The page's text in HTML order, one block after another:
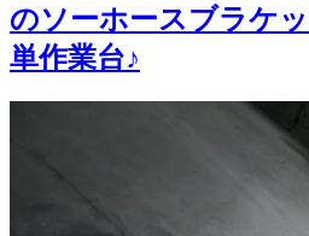
のソーホースブラケ
単作業台♪